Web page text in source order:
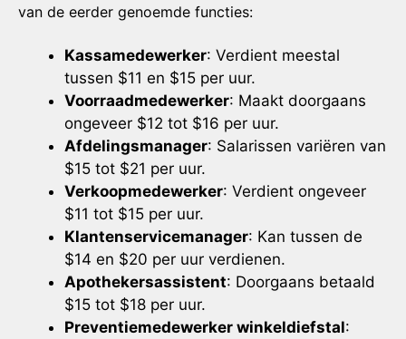
van de eerder genoemde functies:
Kassamedewerker: Verdient meestal
tussen $11 en $15 per uur.
Voorraadmedewerker: Maakt doorgaans
ongeveer $12 tot $16 per uur.
Afdelingsmanager: Salarissen variëren van
$15 tot $21 per uur.
Verkoopmedewerker: Verdient ongeveer
$11 tot $15 per uur.
Klantenservicemanager: Kan tussen de
$14 en $20 per uur verdienen.
Apothekersassistent: Doorgaans betaald
$15 tot $18 per uur.
Preventiemedewerker winkeldiefstal: